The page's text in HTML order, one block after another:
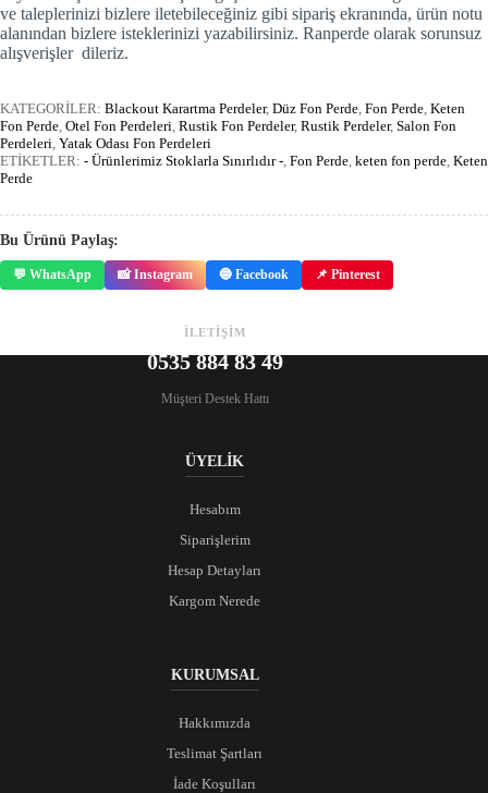
ve taleplerinizi bizlere iletebileceğiniz gibi sipariş ekranında, ürün notu
alanından bizlere isteklerinizi yazabilirsiniz. Ranperde olarak sorunsuz
alışverişler dileriz.
KATEGORİLER: Blackout Karartma Perdeler, Düz Fon Perde Fon Perde Keten
Fon Perde Otel Fon Perdeleri Rustik Fon Perdeler, Rustik Perdeler, Salon Fon
Perdeleri Yatak Odası Fon Perdeleri
ETİKETLER: - Ürünlerimiz Stoklarla Sınırlıdır - Fon Perde keten fon perde Keten
Perde
Bu Ürünü Paylaş:
💬 WhatsApp 📸 Instagram 🔵 Facebook 📌 Pinterest
İLETİŞİM
0535 884 83 49
Müşteri Destek Hattı
ÜYELİK
Hesabım
Siparişlerim
Hesap Detayları
Kargom Nerede
KURUMSAL
Hakkımızda
Teslimat Şartları
İade Koşulları